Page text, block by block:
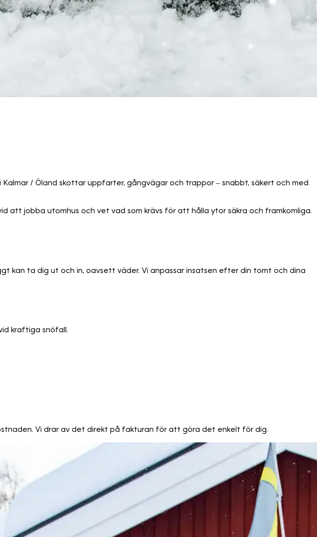
/ Öland skottar uppfarter, gångvägar och trappor – snabbt, säkert och med
att jobba utomhus och vet vad som krävs för att hålla ytor säkra och framkomliga.
kan ta dig ut och in, oavsett väder. Vi anpassar insatsen efter din tomt och dina
kraftiga snöfall.
Vi drar av det direkt på fakturan för att göra det enkelt för dig.